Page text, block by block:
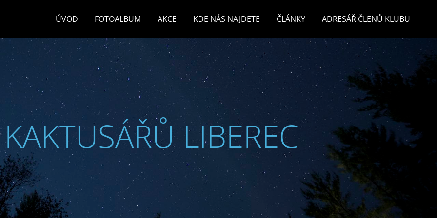
ÚVOD FOTOALBUM AKCE KDE NÁS NAJDETE ČLÁNKY ADRESÁŘ ČLENŮ KLUBU
LIBEREC